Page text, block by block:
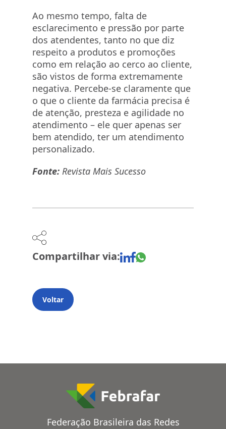
Ao mesmo tempo, falta de
esclarecimento e pressão por parte
dos atendentes, tanto no que diz
respeito a produtos e promoções
como em relação ao cerco ao cliente,
são vistos de forma extremamente
negativa. Percebe-se claramente que
o que o cliente da farmácia precisa é
de atenção, presteza e agilidade no
atendimento – ele quer apenas ser
bem atendido, ter um atendimento
personalizado.
Fonte: Revista Mais Sucesso
Compartilhar via:
Voltar
Federação Brasileira das Redes